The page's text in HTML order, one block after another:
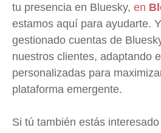
tu presencia en Bluesky, en
estamos aquí para ayudarte.
gestionado cuentas de
nuestros clientes, adaptando
personalizadas para
plataforma emergente.
Si tú también estás